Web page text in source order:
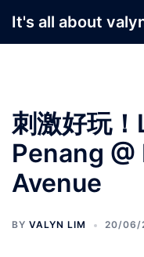
It's all about
刺激好玩
Penang @
Avenue
BY VALYN LIM 20/06/